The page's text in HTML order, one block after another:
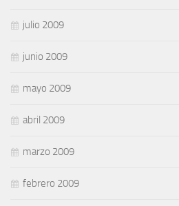
julio 2009
junio 2009
mayo 2009
abril 2009
marzo 2009
febrero 2009